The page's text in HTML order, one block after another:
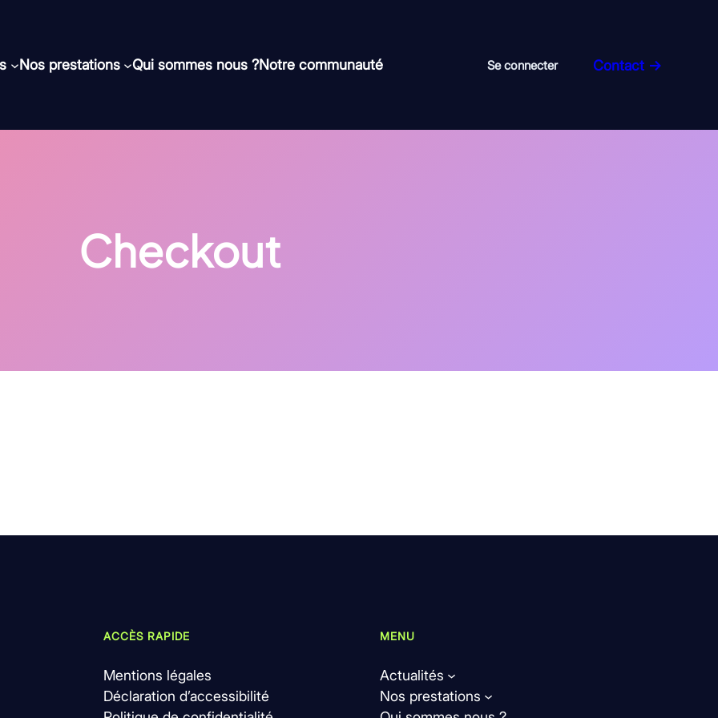
Nos prestations Qui sommes nous ?Notre communauté Se connecter Contact →
Checkout
ACCÈS RAPIDE
Mentions légales
Déclaration d’accessibilité
MENU
Actualités
Nos prestations